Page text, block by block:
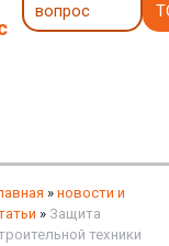
вопрос
» новости и
» Защита
техники